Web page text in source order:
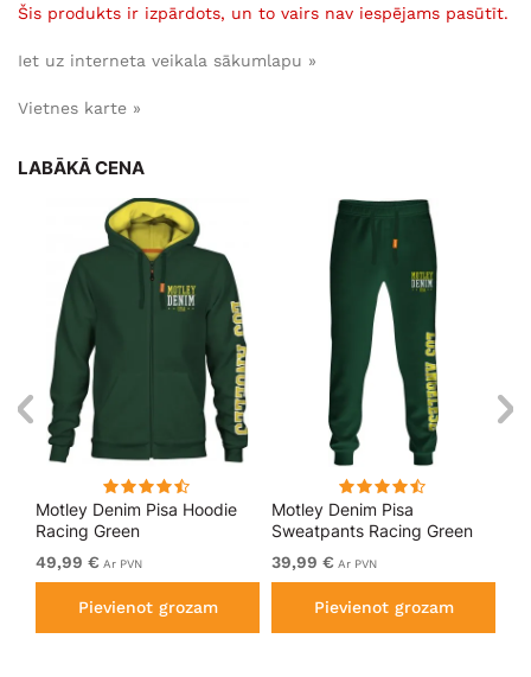
Šis produkts ir izpārdots, un to vairs nav iespējams pasūtīt.
Iet uz interneta veikala sākumlapu »
Vietnes karte »
LABĀKĀ CENA
Motley Denim Pisa Hoodie
Racing Green
49,99 € Ar PVN
Pievienot grozam
Motley Denim Pisa
Sweatpants Racing Green
39,99 € Ar PVN
Pievienot grozam